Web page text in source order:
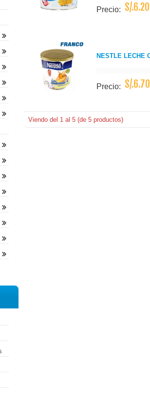
Precio: S/.6.20
NESTLE LECHE
Precio: S/.6.70
Viendo del 1 al 5 (de 5 productos)